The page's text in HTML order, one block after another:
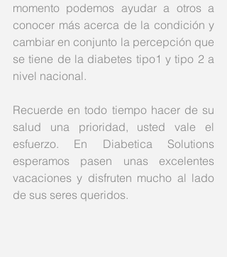
momento podemos ayudar a otros a
conocer más acerca de la condición y
cambiar en conjunto la percepción que
se tiene de la diabetes tipo1 y tipo 2 a
nivel nacional.
Recuerde en todo tiempo hacer de su
salud una prioridad, usted vale el
esfuerzo. En Diabetica Solutions
esperamos pasen unas excelentes
vacaciones y disfruten mucho al lado
de sus seres queridos.